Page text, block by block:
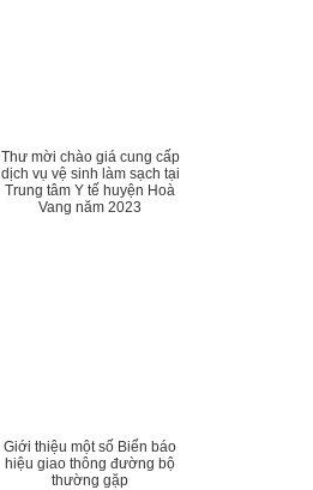
Thư mời chào giá cung cấp
dịch vụ vệ sinh làm sạch tại
Trung tâm Y tế huyện Hoà
Vang năm 2023
Giới thiệu một số Biển báo
hiệu giao thông đường bộ
thường gặp